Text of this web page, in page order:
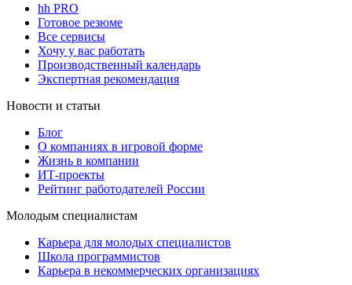
hh PRO
Готовое резюме
Все сервисы
Хочу у вас работать
Производственный календарь
Экспертная рекомендация
Новости и статьи
Блог
О компаниях в игровой форме
Жизнь в компании
ИТ-проекты
Рейтинг работодателей России
Молодым специалистам
Карьера для молодых специалистов
Школа программистов
Карьера в некоммерческих организациях